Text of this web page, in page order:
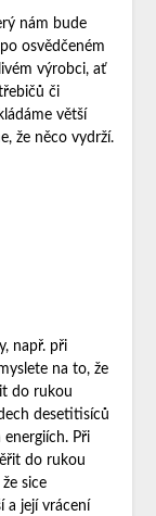
nám bude
osvědčeném
výrobci, ať
či
větší
že něco vydrží.
např. při
na to, že
do rukou
desetitisíců
Při
do rukou
sice
a její vrácení